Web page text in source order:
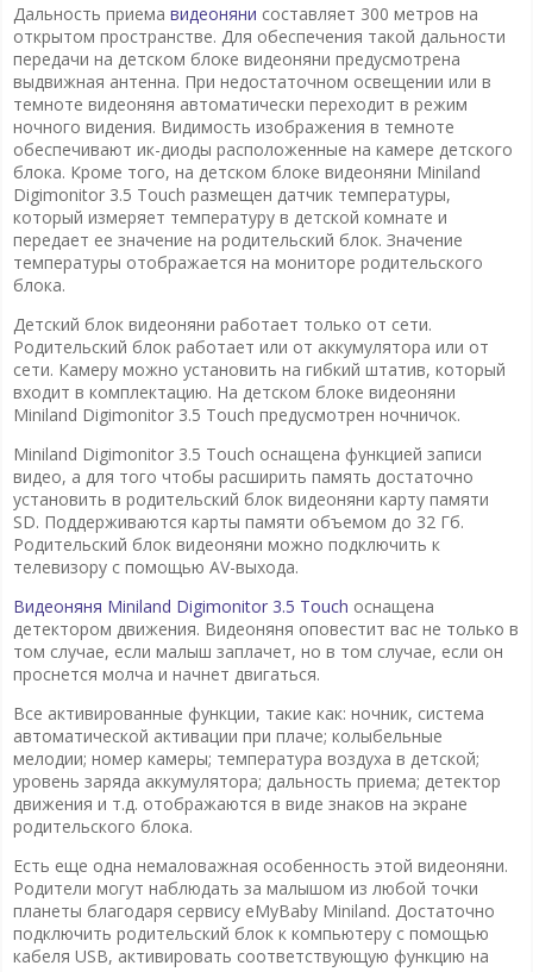
Дальность приема видеоняни составляет 300 метров на
открытом пространстве. Для обеспечения такой дальности
передачи на детском блоке видеоняни предусмотрена
выдвижная антенна. При недостаточном освещении или в
темноте видеоняня автоматически переходит в режим
ночного видения. Видимость изображения в темноте
обеспечивают ик-диоды расположенные на камере детского
блока. Кроме того, на детском блоке видеоняни Miniland
Digimonitor 3.5 Touch размещен датчик температуры,
который измеряет температуру в детской комнате и
передает ее значение на родительский блок. Значение
температуры отображается на мониторе родительского
блока.
Детский блок видеоняни работает только от сети.
Родительский блок работает или от аккумулятора или от
сети. Камеру можно установить на гибкий штатив, который
входит в комплектацию. На детском блоке видеоняни
Miniland Digimonitor 3.5 Touch предусмотрен ночничок.
Miniland Digimonitor 3.5 Touch оснащена функцией записи
видео, а для того чтобы расширить память достаточно
установить в родительский блок видеоняни карту памяти
SD. Поддерживаются карты памяти объемом до 32 Гб.
Родительский блок видеоняни можно подключить к
телевизору с помощью AV-выхода.
Видеоняня Miniland Digimonitor 3.5 Touch оснащена
детектором движения. Видеоняня оповестит вас не только в
том случае, если малыш заплачет, но в том случае, если он
проснется молча и начнет двигаться.
Все активированные функции, такие как: ночник, система
автоматической активации при плаче; колыбельные
мелодии; номер камеры; температура воздуха в детской;
уровень заряда аккумулятора; дальность приема; детектор
движения и т.д. отображаются в виде знаков на экране
родительского блока.
Есть еще одна немаловажная особенность этой видеоняни.
Родители могут наблюдать за малышом из любой точки
планеты благодаря сервису eMyBaby Miniland. Достаточно
подключить родительский блок к компьютеру с помощью
кабеля USB, активировать соответствующую функцию на